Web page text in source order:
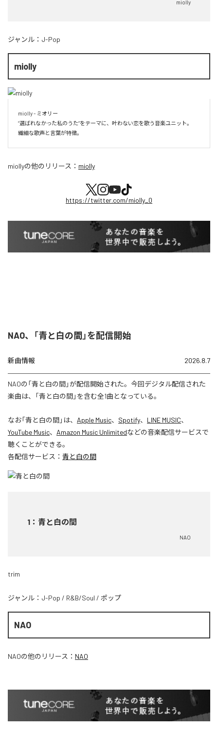
miolly
ジャンル： J-Pop
miolly
miolly - ミオリー
”選ばれなかった私のうた”をテーマに、叶わない恋を歌う音楽ユニット。
miollyの他のリリース： miolly
https://twitter.com/miolly_0
NAO、「青と白の間」を配信開始
新曲情報 2026.8.7
NAOの「青と白の間」が配信開始された。今回デジタル配信された
楽曲は、「青と白の間」を含む全1曲となっている。
なお「青と白の間」は、 Apple Music、 Spotify、 LINE MUSIC、
YouTube Music、 Amazon Music Unlimitedなどの音楽配信サービスで
聴くことができる。
各配信サービス： 青と白の間
1 ： 青と白の間
NAO
trim
ジャンル： J-Pop / R&B/Soul / ポップ
NAO
NAOの他のリリース： NAO